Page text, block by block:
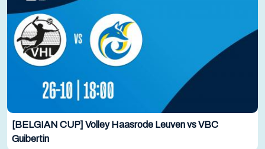
[BELGIAN CUP] Volley Haasrode Leuven vs VBC
Guibertin